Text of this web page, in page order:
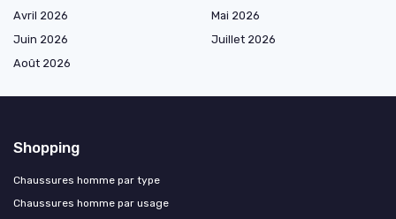
Avril 2026
Mai 2026
Juin 2026
Juillet 2026
Août 2026
Shopping
Chaussures homme par type
Chaussures homme par usage